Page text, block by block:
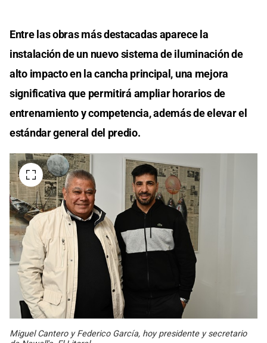
Entre las obras más destacadas aparece la
instalación de un nuevo sistema de iluminación de
alto impacto en la cancha principal, una mejora
significativa que permitirá ampliar horarios de
entrenamiento y competencia, además de elevar el
estándar general del predio.
Miguel Cantero y Federico García, hoy presidente y secretario